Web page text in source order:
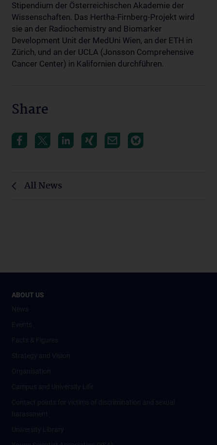
Stipendium der Österreichischen Akademie der
Wissenschaften. Das Hertha-Firnberg-Projekt wird
sie an der Radiochemistry and Biomarker
Development Unit der MedUni Wien, an der ETH in
Zürich, und an der UCLA (Jonsson Comprehensive
Cancer Center) in Kalifornien durchführen.
Share
All News
ABOUT US